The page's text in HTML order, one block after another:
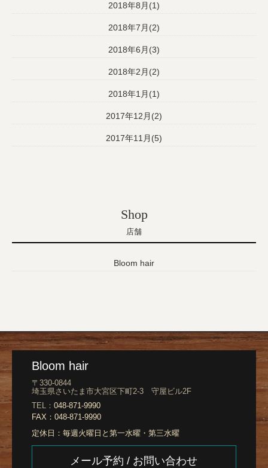
2018年8月(1)
2018年7月(2)
2018年6月(3)
2018年2月(2)
2018年1月(1)
2017年12月(2)
2017年11月(5)
Shop
店舗
Bloom hair
Bloom hair
〒330-0844
埼玉県さいたま市大宮区下町2-3 守屋ビル2F
TEL： 048-871-9990
FAX： 048-871-9990
定休日： 毎週火曜日と第一水曜・第三水曜
メール予約 / お問い合わせ